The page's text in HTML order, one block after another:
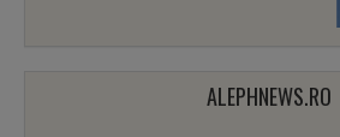
ALEPHNEWS.RO